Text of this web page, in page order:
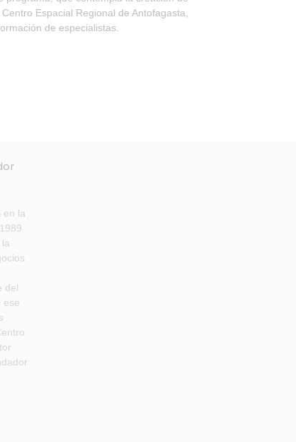
Espacial Regional de Antofagasta,
de especialistas.
en la
del
ese